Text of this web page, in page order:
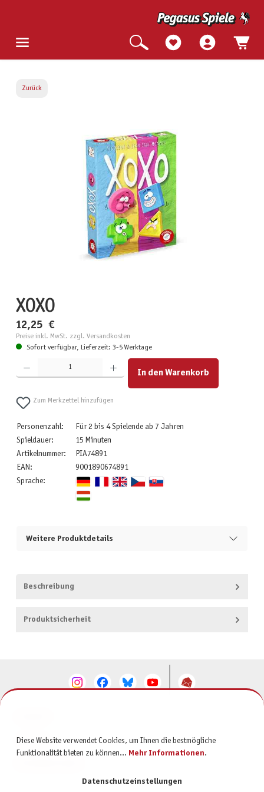
Zurück
XOXO
12,25 €
Preise inkl. MwSt. zzgl. Versandkosten
Sofort verfügbar, Lieferzeit: 3-5 Werktage
Produkt Anzahl: Gib den gewünschten Wert ein oder benutze die Schaltflächen um die Anzahl zu
In den Warenkorb
Zum Merkzettel hinzufügen
Personenzahl:
Für 2 bis 4 Spielende ab 7 Jahren
Spieldauer:
15 Minuten
Artikelnummer:
PIA74891
EAN:
9001890674891
Sprache:
Weitere Produktdetails
Beschreibung
Produktsicherheit
SERVICE
Diese Website verwendet Cookies, um Ihnen die bestmögliche
Funktionalität bieten zu können... Mehr Informationen.
Datenschutzeinstellungen